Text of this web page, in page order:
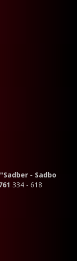
- Sadbo
334 - 618